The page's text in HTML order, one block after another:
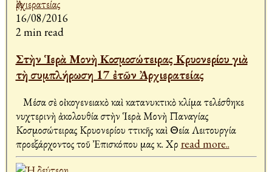
16/08/2016
2 min read
Στὴν Ἱερὰ Μονὴ Κοσμοσώτειρας Κρυονερίου γιὰ
τὴ συμπλήρωση 17 ἐτῶν Ἀρχιερατείας
Μέσα σὲ οἰκογενειακὸ καὶ κατανυκτικὸ κλίμα τελέσθηκε
νυχτερινὴ ἀκολουθία στὴν Ἱερὰ Μονὴ Παναγίας
Κοσμοσώτειρας Κρυονερίου Ἀττικῆς καὶ Θεία Λειτουργία
προεξάρχοντος τοῦ Ἐπισκόπου μας κ. Χρ read more..